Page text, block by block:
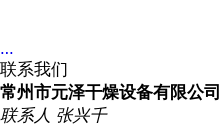
...
联系我们
常州市元泽干燥设备有限公司
联系人 张兴千